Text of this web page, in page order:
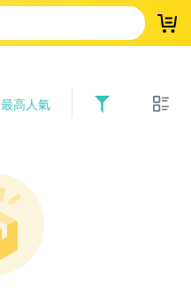
登
最高人氣